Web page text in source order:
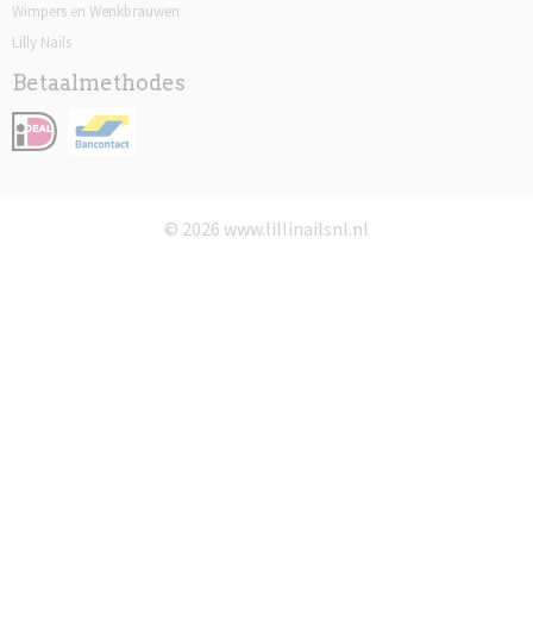
Wimpers en Wenkbrauwen
Lilly Nails
Betaalmethodes
© 2026 www.lillinailsnl.nl